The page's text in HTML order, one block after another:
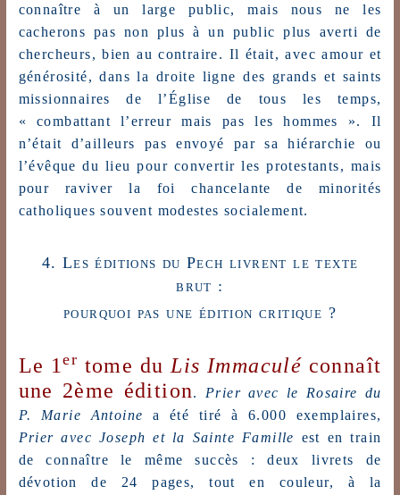
connaître à un large public, mais nous ne les
cacherons pas non plus à un public plus averti de
chercheurs, bien au contraire. Il était, avec amour et
générosité, dans la droite ligne des grands et saints
missionnaires de l’Église de tous les temps,
« combattant l’erreur mais pas les hommes ». Il
n’était d’ailleurs pas envoyé par sa hiérarchie ou
l’évêque du lieu pour convertir les protestants, mais
pour raviver la foi chancelante de minorités
catholiques souvent modestes socialement.
4. Les éditions du Pech livrent le texte
brut :
pourquoi pas une édition critique ?
Le 1er tome du Lis Immaculé connaît
une 2ème édition. Prier avec le Rosaire du
P. Marie Antoine a été tiré à 6.000 exemplaires,
Prier avec Joseph et la Sainte Famille est en train
de connaître le même succès : deux livrets de
dévotion de 24 pages, tout en couleur, à la